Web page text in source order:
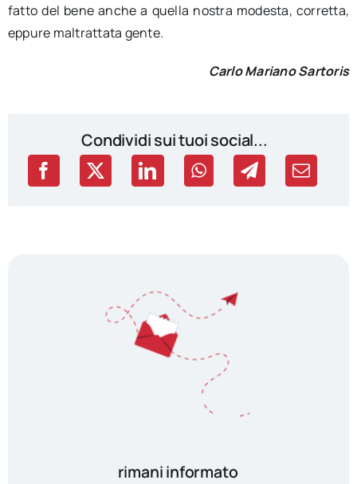
fatto del bene anche a quella nostra modesta, corretta,
eppure maltrattata gente.
Carlo Mariano Sartoris
Condividi sui tuoi social...
rimani informato